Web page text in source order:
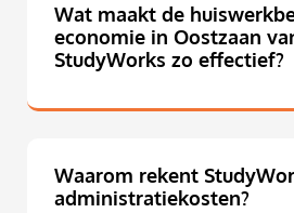
Wat maakt de
economie in Oostzaan
StudyWorks zo effectief?
Waarom rekent
administratiekosten?